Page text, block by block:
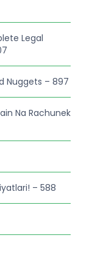
Legal
Nuggets – 897
Na Rachunek
– 588